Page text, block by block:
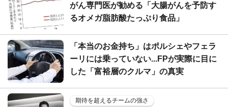
がん専門医が勧める「大腸がんを予防す
るオメガ脂肪酸たっぷり食品」
「本当のお金持ち」はポルシェやフェラ
ーリには乗っていない...FPが実際に目に
した「富裕層のクルマ」の真実
期待を超えるチームの強さ